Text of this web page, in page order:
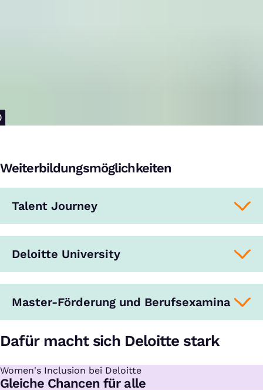
Weiterbildungsmöglichkeiten
Talent Journey
Deloitte University
Master-Förderung und Berufsexamina
Dafür macht sich Deloitte stark
Women's Inclusion bei Deloitte
:
Gleiche Chancen für alle